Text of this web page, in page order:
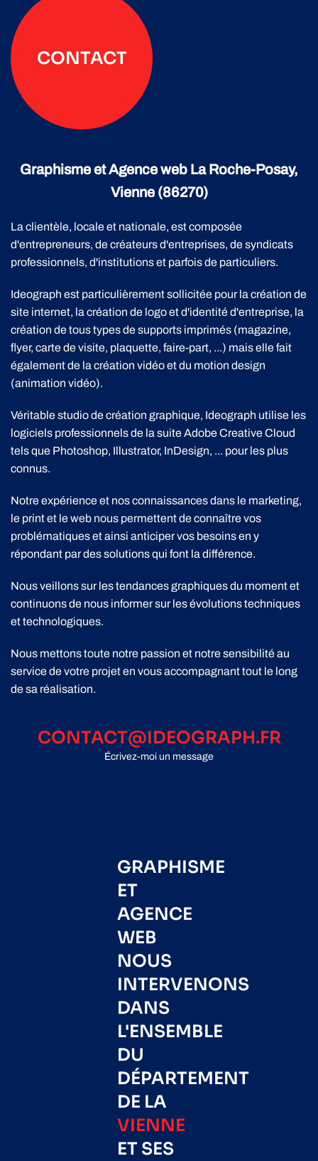
CONTACT
Graphisme et Agence web La Roche-Posay,
Vienne (86270)
La clientèle, locale et nationale, est composée
d'entrepreneurs, de créateurs d'entreprises, de syndicats
professionnels, d'institutions et parfois de particuliers.
Ideograph est particulièrement sollicitée pour la création de
site internet, la création de logo et d'identité d'entreprise, la
création de tous types de supports imprimés (magazine,
flyer, carte de visite, plaquette, faire-part, ...) mais elle fait
également de la création vidéo et du motion design
(animation vidéo).
Véritable studio de création graphique, Ideograph utilise les
logiciels professionnels de la suite Adobe Creative Cloud
tels que Photoshop, Illustrator, InDesign, ... pour les plus
connus.
Notre expérience et nos connaissances dans le marketing,
le print et le web nous permettent de connaître vos
problématiques et ainsi anticiper vos besoins en y
répondant par des solutions qui font la différence.
Nous veillons sur les tendances graphiques du moment et
continuons de nous informer sur les évolutions techniques
et technologiques.
Nous mettons toute notre passion et notre sensibilité au
service de votre projet en vous accompagnant tout le long
de sa réalisation.
CONTACT@IDEOGRAPH.FR
Écrivez-moi un message
GRAPHISME
ET
AGENCE
WEB
NOUS
INTERVENONS
DANS
L'ENSEMBLE
DU
DÉPARTEMENT
DE LA
VIENNE
ET SES